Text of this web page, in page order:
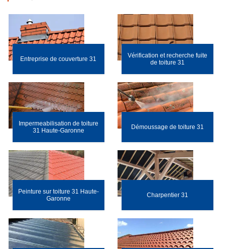
Entreprise de couverture 31
Vérification et recherche fuite
de toiture 31
Impermeabilisation de toiture
31 Haute-Garonne
Démoussage de toiture 31
Peinture sur toiture 31 Haute-
Garonne
Charpentier 31